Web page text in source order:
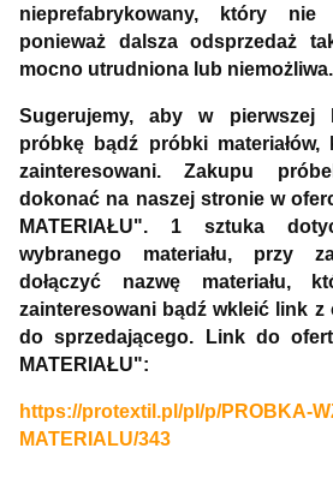
nieprefabrykowany, który nie
ponieważ dalsza odsprzedaż
mocno utrudniona lub niemożliwa.
Sugerujemy, aby w pierwszej
próbkę bądź próbki
zainteresowani. Zakupu
dokonać na naszej stronie w
MATERIAŁU". 1 sztuka
wybranego materiału, przy
dołączyć nazwę materiału,
zainteresowani bądź wkleić link z
do sprzedającego. Link do
MATERIAŁU":
https://protextil.pl/pl/p/PROBKA-
MATERIALU/343